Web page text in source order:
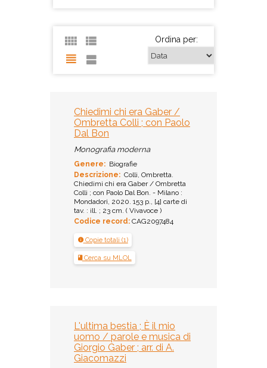
Ordina per:
Chiedimi chi era Gaber /
Ombretta Colli ; con Paolo
Dal Bon
Monografia moderna
Genere: Biografie
Descrizione: Colli, Ombretta.
Chiedimi chi era Gaber / Ombretta
Colli ; con Paolo Dal Bon. - Milano :
Mondadori, 2020. 153 p., [4] carte di
tav. : ill. ; 23 cm. ( Vivavoce )
Codice record: CAG2097484
Copie totali (1)
Cerca su MLOL
L'ultima bestia ; È il mio
uomo / parole e musica di
Giorgio Gaber ; arr. di A.
Giacomazzi